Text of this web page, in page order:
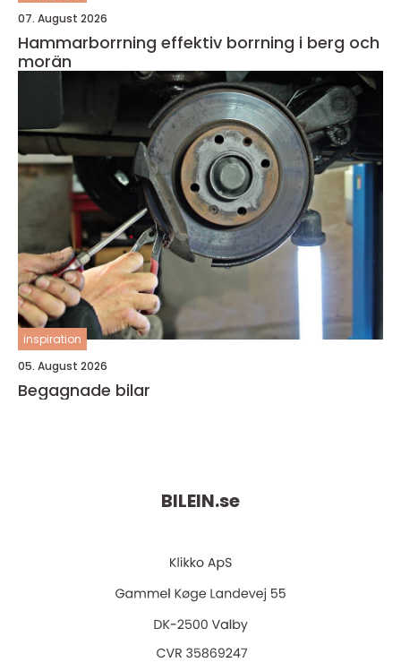
07. August 2026
Hammarborrning effektiv borrning i berg och
morän
inspiration
05. August 2026
Begagnade bilar
BILEIN.se